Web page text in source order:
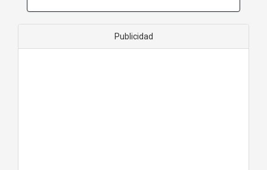
Publicidad